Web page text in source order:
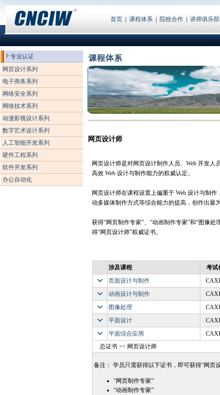
首页 课程体系 院校合作 讲师俱乐部
专业认证
网页设计系列
电子商务系列
网络安全系列
网络技术系列
动漫影视设计系列
数字艺术设计系列
人工智能开发系列
硬件工程系列
软件开发系列
办公自动化
网页设计师
网页设计师是对网页设计制作人员、Web 开发
高效 Web 设计与制作能力的权威认定。
网页设计师在课程设置上偏重于 Web 设计与制
动多媒体制作方式等综合能力的提高，创作出最
获得“网页制作专家”、“动画制作专家”和“图像
得“网页设计师”权威证书。
涉及课程
考试
页面设计与制作
动画设计与制作
图像处理
平面设计
平面综合应用
总证书 >> 网页设计师
备注： 学员只需获得以下证书，即可获得“网页
“网页制作专家”
“动画制作专家”